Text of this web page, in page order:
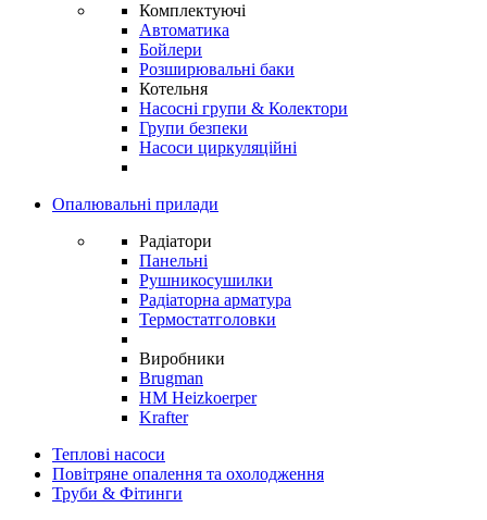
Комплектуючі
Автоматика
Бойлери
Розширювальні баки
Котельня
Насосні групи & Колектори
Групи безпеки
Насоси циркуляційні
Опалювальні прилади
Радіатори
Панельні
Рушникосушилки
Радіаторна арматура
Термостатголовки
Виробники
Brugman
HM Heizkoerper
Krafter
Теплові насоси
Повітряне опалення та охолодження
Труби & Фітинги